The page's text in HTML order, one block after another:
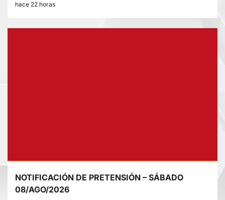
hace 22 horas
NOTIFICACIÓN DE PRETENSIÓN – SÁBADO
08/AGO/2026